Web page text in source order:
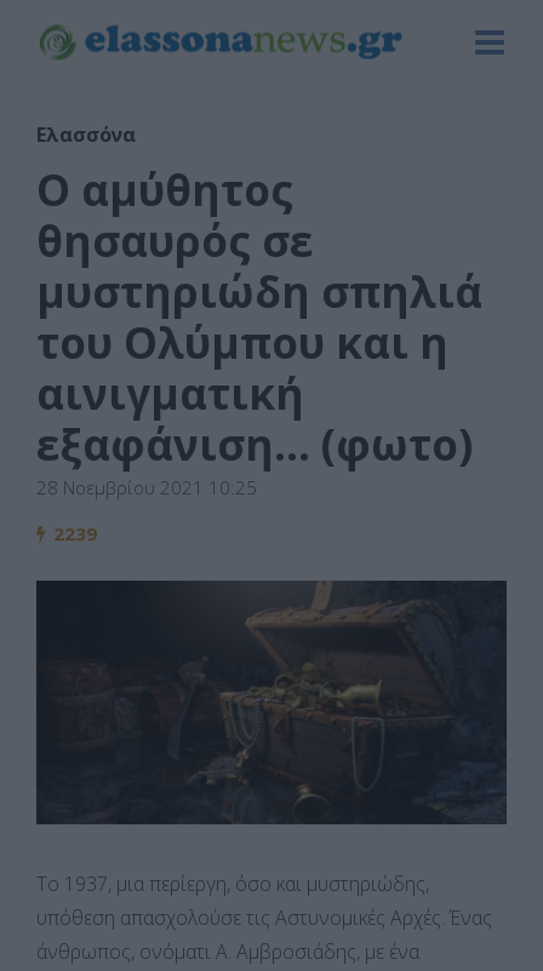
Ελασσόνα
Ο αμύθητος
θησαυρός σε
μυστηριώδη σπηλιά
του Ολύμπου και η
αινιγματική
εξαφάνιση… (φωτο)
28 Νοεμβρίου 2021 10:25
2239
Το 1937, μια περίεργη, όσο και μυστηριώδης,
υπόθεση απασχολούσε τις Αστυνομικές Αρχές. Ένας
άνθρωπος, ονόματι Α. Αμβροσιάδης, με ένα